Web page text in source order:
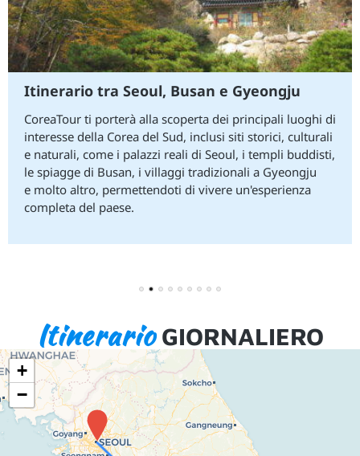
Itinerario tra Seoul, Busan e Gyeongju
CoreaTour ti porterà alla scoperta dei principali luoghi di
interesse della Corea del Sud, inclusi siti storici, culturali
e naturali, come i palazzi reali di Seoul, i templi buddisti,
le spiagge di Busan, i villaggi tradizionali a Gyeongju
e molto altro, permettendoti di vivere un'esperienza
completa del paese.
5 6 7 8 9
ItinerarioGIORNALIERO
+
−